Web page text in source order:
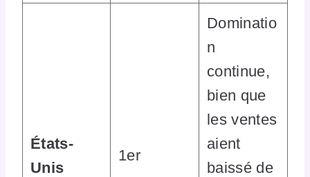
États-
Unis
1er
Dominatio
n
continue,
bien que
les ventes
aient
baissé de